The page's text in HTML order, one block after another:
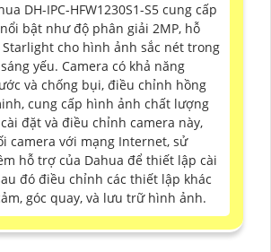
DH-IPC-HFW1230S1-S5 cung cấp
bật như độ phân giải 2MP, hỗ
cho hình ảnh sắc nét trong
yếu. Camera có khả năng
và chống bụi, điều chỉnh hồng
cung cấp hình ảnh chất lượng
đặt và điều chỉnh camera này,
camera với mạng Internet, sử
hỗ trợ của Dahua để thiết lập cài
đó điều chỉnh các thiết lập khác
góc quay, và lưu trữ hình ảnh.